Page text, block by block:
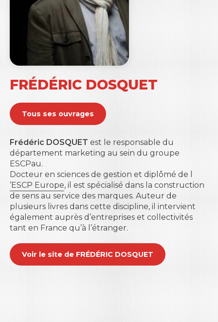
FRÉDÉRIC DOSQUET
Tous ses ouvrages
Frédéric DOSQUET est le responsable du
département marketing au sein du groupe
ESCPau.
Docteur en sciences de gestion et diplômé de l
’ESCP Europe, il est spécialisé dans la construction
de sens au service des marques. Auteur de
plusieurs livres dans cette discipline, il intervient
également auprès d’entreprises et collectivités
tant en France qu’à l’étranger.
Voir le site de FRÉDÉRIC DOSQUET